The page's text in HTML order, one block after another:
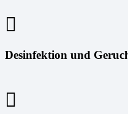
Desinfektion und